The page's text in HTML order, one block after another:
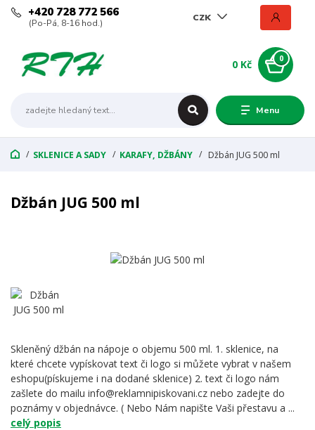
Menu
CZK
+420 728 772 566
(Po-Pá, 8-16 hod.)
0
0 Kč
SKLENICE A SADY KARAFY, DŽBÁNY Džbán JUG 500 ml
Džbán JUG 500 ml
Skleněný džbán na nápoje o objemu 500 ml. 1. sklenice, na
které chcete vypískovat text či logo si můžete vybrat v našem
eshopu(pískujeme i na dodané sklenice) 2. text či logo nám
zašlete do mailu info@reklamnipiskovani.cz nebo zadejte do
poznámy v objednávce. ( Nebo Nám napište Vaši přestavu a ...
celý popis